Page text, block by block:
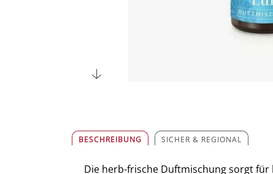
BESCHREIBUNG SICHER & REGIONAL
Die herb-frische Duftmischung sorgt